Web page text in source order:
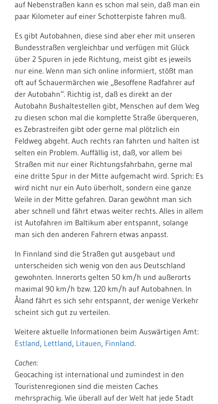
auf Nebenstraßen kann es schon mal sein, daß man ein
paar Kilometer auf einer Schotterpiste fahren muß.
Es gibt Autobahnen, diese sind aber eher mit unseren
Bundesstraßen vergleichbar und verfügen mit Glück
über 2 Spuren in jede Richtung, meist gibt es jeweils
nur eine. Wenn man sich online informiert, stößt man
oft auf Schauermärchen wie „Besoffene Radfahrer auf
der Autobahn“. Richtig ist, daß es direkt an der
Autobahn Bushaltestellen gibt, Menschen auf dem Weg
zu diesen schon mal die komplette Straße überqueren,
es Zebrastreifen gibt oder gerne mal plötzlich ein
Feldweg abgeht. Auch rechts ran fahrten und halten ist
selten ein Problem. Auffällig ist, daß, vor allem bei
Straßen mit nur einer Richtungsfahrbahn, gerne mal
eine dritte Spur in der Mitte aufgemacht wird. Sprich: Es
wird nicht nur ein Auto überholt, sondern eine ganze
Weile in der Mitte gefahren. Daran gewöhnt man sich
aber schnell und fährt etwas weiter rechts. Alles in allem
ist Autofahren im Baltikum aber entspannt, solange
man sich den anderen Fahrern etwas anpasst.
In Finnland sind die Straßen gut ausgebaut und
unterscheiden sich wenig von den aus Deutschland
gewohnten. Innerorts gelten 50 km/h und außerorts
maximal 90 km/h bzw. 120 km/h auf Autobahnen. In
Åland fährt es sich sehr entspannt, der wenige Verkehr
scheint sich gut zu verteilen.
Weitere aktuelle Informationen beim Auswärtigen Amt:
Estland, Lettland, Litauen, Finnland.
Cachen:
Geocaching ist international und zumindest in den
Touristenregionen sind die meisten Caches
mehrsprachig. Wie überall auf der Welt hat jede Stadt